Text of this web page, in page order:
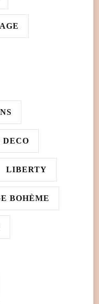
DECO
LIBERTY
BOHÈME